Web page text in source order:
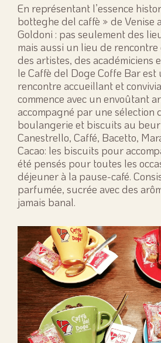
En représentant l’essence
botteghe del caffè » de Venise
Goldoni : pas seulement des
mais aussi un lieu de
des artistes, des académiciens
le Caffè del Doge Coffe Bar est
rencontre accueillant et
commence avec un envoûtant
accompagné par une sélection
boulangerie et biscuits au
Canestrello, Caffé, Bacetto,
Cacao: les biscuits pour
été pensés pour toutes les
déjeuner à la pause-café.
parfumée, sucrée avec des
jamais banal.